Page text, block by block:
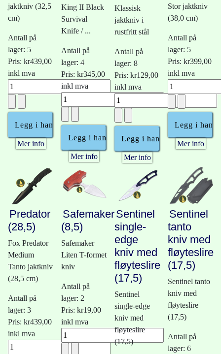
jaktkniv (32,5
cm)
Antall på
lager: 5
Pris: kr439,00
inkl mva
Mer info
King II Black
Survival
Knife / ...
Antall på
lager: 4
Pris: kr345,00
inkl mva
Mer info
Klassisk
jaktkniv i
rustfritt stål
Antall på
lager: 8
Pris: kr129,00
inkl mva
Mer info
Stor jaktkniv
(38,0 cm)
Antall på
lager: 5
Pris: kr399,00
inkl mva
Mer info
Predator
(28,5)
Fox Predator
Medium
Tanto jaktkniv
(28,5 cm)
Antall på
lager: 3
Pris: kr439,00
inkl mva
Safemaker
(8,5)
Safemaker
Liten T-formet
kniv
Antall på
lager: 2
Pris: kr19,00
inkl mva
Sentinel
single-
edge
kniv med
fløyteslire
(17,5)
Sentinel
single-edge
kniv med
fløyteslire
(17,5)
Sentinel
tanto
kniv med
fløyteslire
(17,5)
Sentinel tanto
kniv med
fløyteslire
(17,5)
Antall på
lager: 6